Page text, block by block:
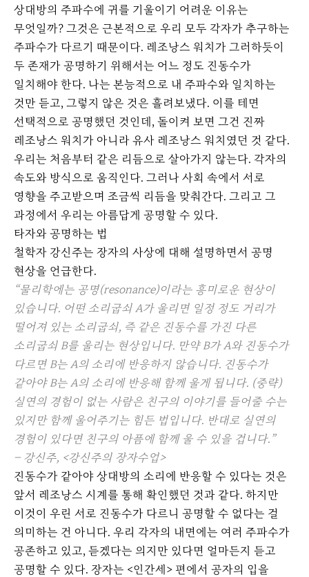
상대방의 주파수에 귀를 기울이기 어려운 이유는
무엇일까? 그것은 근본적으로 우리 모두 각자가 추구하는
주파수가 다르기 때문이다. 레조낭스 워치가 그러하듯이
두 존재가 공명하기 위해서는 어느 정도 진동수가
일치해야 한다. 나는 본능적으로 내 주파수와 일치하는
것만 듣고, 그렇지 않은 것은 흘려보냈다. 이를 테면
선택적으로 공명했던 것인데, 돌이켜 보면 그건 진짜
레조낭스 워치가 아니라 유사 레조낭스 워치였던 것 같다.
우리는 처음부터 같은 리듬으로 살아가지 않는다. 각자의
속도와 방식으로 움직인다. 그러나 사회 속에서 서로
영향을 주고받으며 조금씩 리듬을 맞춰간다. 그리고 그
과정에서 우리는 아름답게 공명할 수 있다.
타자와 공명하는 법
철학자 강신주는 장자의 사상에 대해 설명하면서 공명
현상을 언급한다.
“물리학에는 공명(resonance)이라는 흥미로운 현상이
있습니다. 어떤 소리굽쇠 A가 울리면 일정 정도 거리가
떨어져 있는 소리굽쇠, 즉 같은 진동수를 가진 다른
소리굽쇠 B를 울리는 현상입니다. 만약 B가 A와 진동수가
다르면 B는 A의 소리에 반응하지 않습니다. 진동수가
같아야 B는 A의 소리에 반응해 함께 울게 됩니다. (중략)
실연의 경험이 없는 사람은 친구의 이야기를 들어줄 수는
있지만 함께 울어주기는 힘든 법입니다. 반대로 실연의
경험이 있다면 친구의 아픔에 함께 울 수 있을 겁니다.”
– 강신주, <강신주의 장자수업>
진동수가 같아야 상대방의 소리에 반응할 수 있다는 것은
앞서 레조낭스 시계를 통해 확인했던 것과 같다. 하지만
이것이 우린 서로 진동수가 다르니 공명할 수 없다는 걸
의미하는 건 아니다. 우리 각자의 내면에는 여러 주파수가
공존하고 있고, 듣겠다는 의지만 있다면 얼마든지 듣고
공명할 수 있다. 장자는 <인간세> 편에서 공자의 입을